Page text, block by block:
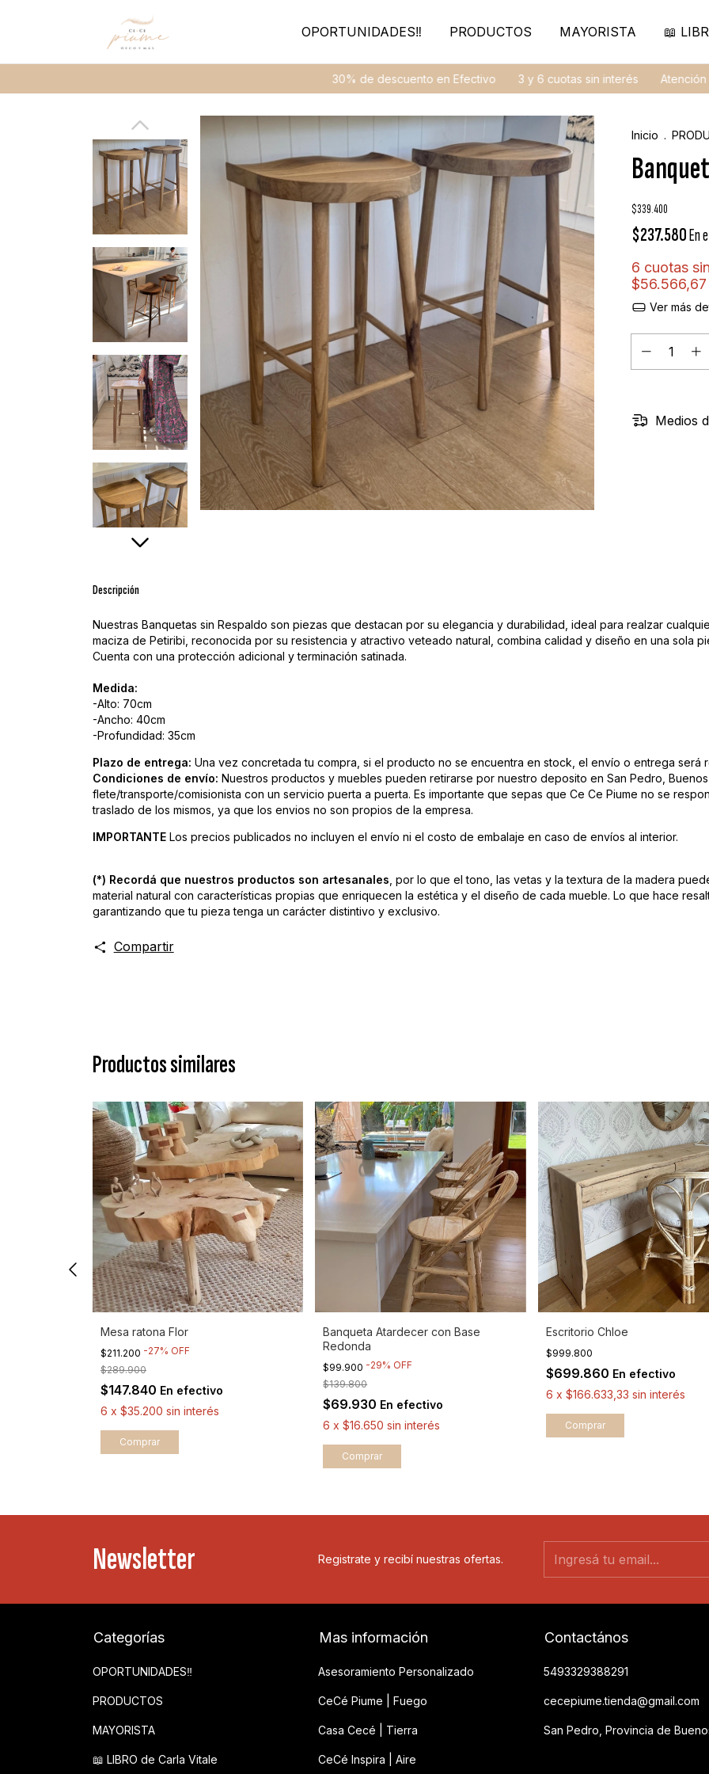
OPORTUNIDADES‼️ PRODUCTOS MAYORISTA 📖
30% de descuento en Efectivo 3 y 6 cuotas sin interés Atención
Inicio .
$339.400
$237.580En
6 cuotas
$56.566,67
Ver más
Medios
Descripción
Nuestras Banquetas sin Respaldo son piezas que destacan por su elegancia y durabilidad, ideal para realzar
maciza de Petiribi, reconocida por su resistencia y atractivo veteado natural, combina calidad y diseño en una sola
Cuenta con una protección adicional y terminación satinada.
Medida:
-Alto: 70cm
-Ancho: 40cm
-Profundidad: 35cm
Plazo de entrega: Una vez concretada tu compra, si el producto no se encuentra en stock, el envío o entrega será
Condiciones de envío: Nuestros productos y muebles pueden retirarse por nuestro deposito en San Pedro,
flete/transporte/comisionista con un servicio puerta a puerta. Es importante que sepas que Ce Ce Piume no se
traslado de los mismos, ya que los envios no son propios de la empresa.
IMPORTANTE Los precios publicados no incluyen el envío ni el costo de embalaje en caso de envíos al interior.
(*) Recordá que nuestros productos son artesanales , por lo que el tono, las vetas y la textura de la madera
material natural con características propias que enriquecen la estética y el diseño de cada mueble. Lo que hace
garantizando que tu pieza tenga un carácter distintivo y exclusivo.
Compartir
Productos similares
Mesa ratona Flor
$211.200 -27% OFF
$289.900
$147.840 En efectivo
6 x $35.200 sin interés
Comprar
Banqueta Atardecer con Base
Redonda
$99.900 -29% OFF
$139.800
$69.930 En efectivo
6 x$16.650 sin interés
Escritorio Chloe
$999.800
$699.860 En efectivo
6 x $166.633,33 sin interés
Comprar
Newsletter Registrate y recibí nuestras ofertas.
Categorías
OPORTUNIDADES‼️
PRODUCTOS
MAYORISTA
📖 LIBRO de Carla Vitale
Mas información
Asesoramiento Personalizado
CeCé Piume | Fuego
Casa Cecé | Tierra
CeCé Inspira | Aire
Contactános
5493329388291
cecepiume.tienda@gmail.com
San Pedro, Provincia de